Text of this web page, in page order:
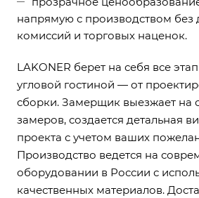
напрямую с производством без
комиссий и торговых наценок.
LAKONER берет на себя все
угловой гостиной — от
сборки. Замерщик выезжает на
замеров, создается детальная
проекта с учетом ваших
Производство ведется на
оборудовании в России с
качественных материалов.